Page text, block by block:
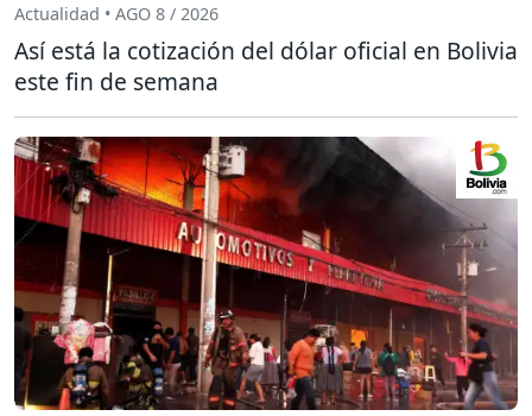
Actualidad • AGO 8 / 2026
Así está la cotización del dólar oficial en Bolivia
este fin de semana